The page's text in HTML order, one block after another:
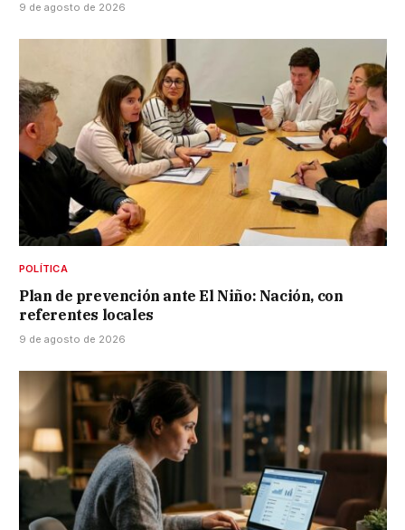
9 de agosto de 2026
POLÍTICA
Plan de prevención ante El Niño: Nación, con
referentes locales
9 de agosto de 2026